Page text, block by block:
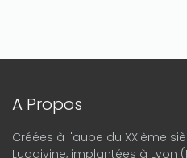
A Propos
Créées à l'aube du XXIème
Lugdivine, implantées à Lyon